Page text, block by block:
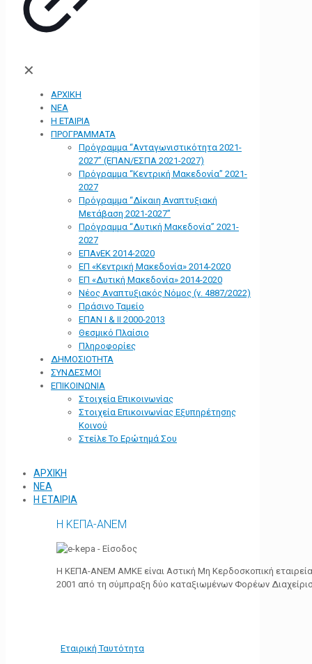
✕
ΑΡΧΙΚΗ
ΝΕΑ
Η ΕΤΑΙΡΙΑ
ΠΡΟΓΡΑΜΜΑΤΑ
Πρόγραμμα “Ανταγωνιστικότητα 2021-
2027” (ΕΠΑΝ/ΕΣΠΑ 2021-2027)
Πρόγραμμα “Κεντρική Μακεδονία” 2021-
2027
Πρόγραμμα “Δίκαιη Αναπτυξιακή
Μετάβαση 2021-2027”
Πρόγραμμα “Δυτική Μακεδονία” 2021-
2027
ΕΠΑνΕΚ 2014-2020
ΕΠ «Kεντρική Μακεδονία» 2014-2020
ΕΠ «Δυτική Μακεδονία» 2014-2020
Νέος Αναπτυξιακός Νόμος (ν. 4887/2022)
Πράσινο Ταμείο
ΕΠΑΝ Ι & ΙΙ 2000-2013
Θεσμικό Πλαίσιο
Πληροφορίες
ΔΗΜΟΣΙΟΤΗΤΑ
ΣΥΝΔΕΣΜΟΙ
ΕΠΙΚΟΙΝΩΝΙΑ
Στοιχεία Επικοινωνίας
Στοιχεία Επικοινωνίας Εξυπηρέτησης
Κοινού
Στείλε Το Ερώτημά Σου
ΑΡΧΙΚΗ
ΝΕΑ
Η ΕΤΑΙΡΙΑ
Η ΚΕΠΑ-ΑΝΕΜ
Η ΚΕΠΑ-ΑΝΕΜ ΑΜΚΕ είναι Αστική Μη Κερδοσκοπική
2001 από τη σύμπραξη δύο καταξιωμένων Φορέων
Εταιρική Ταυτότητα